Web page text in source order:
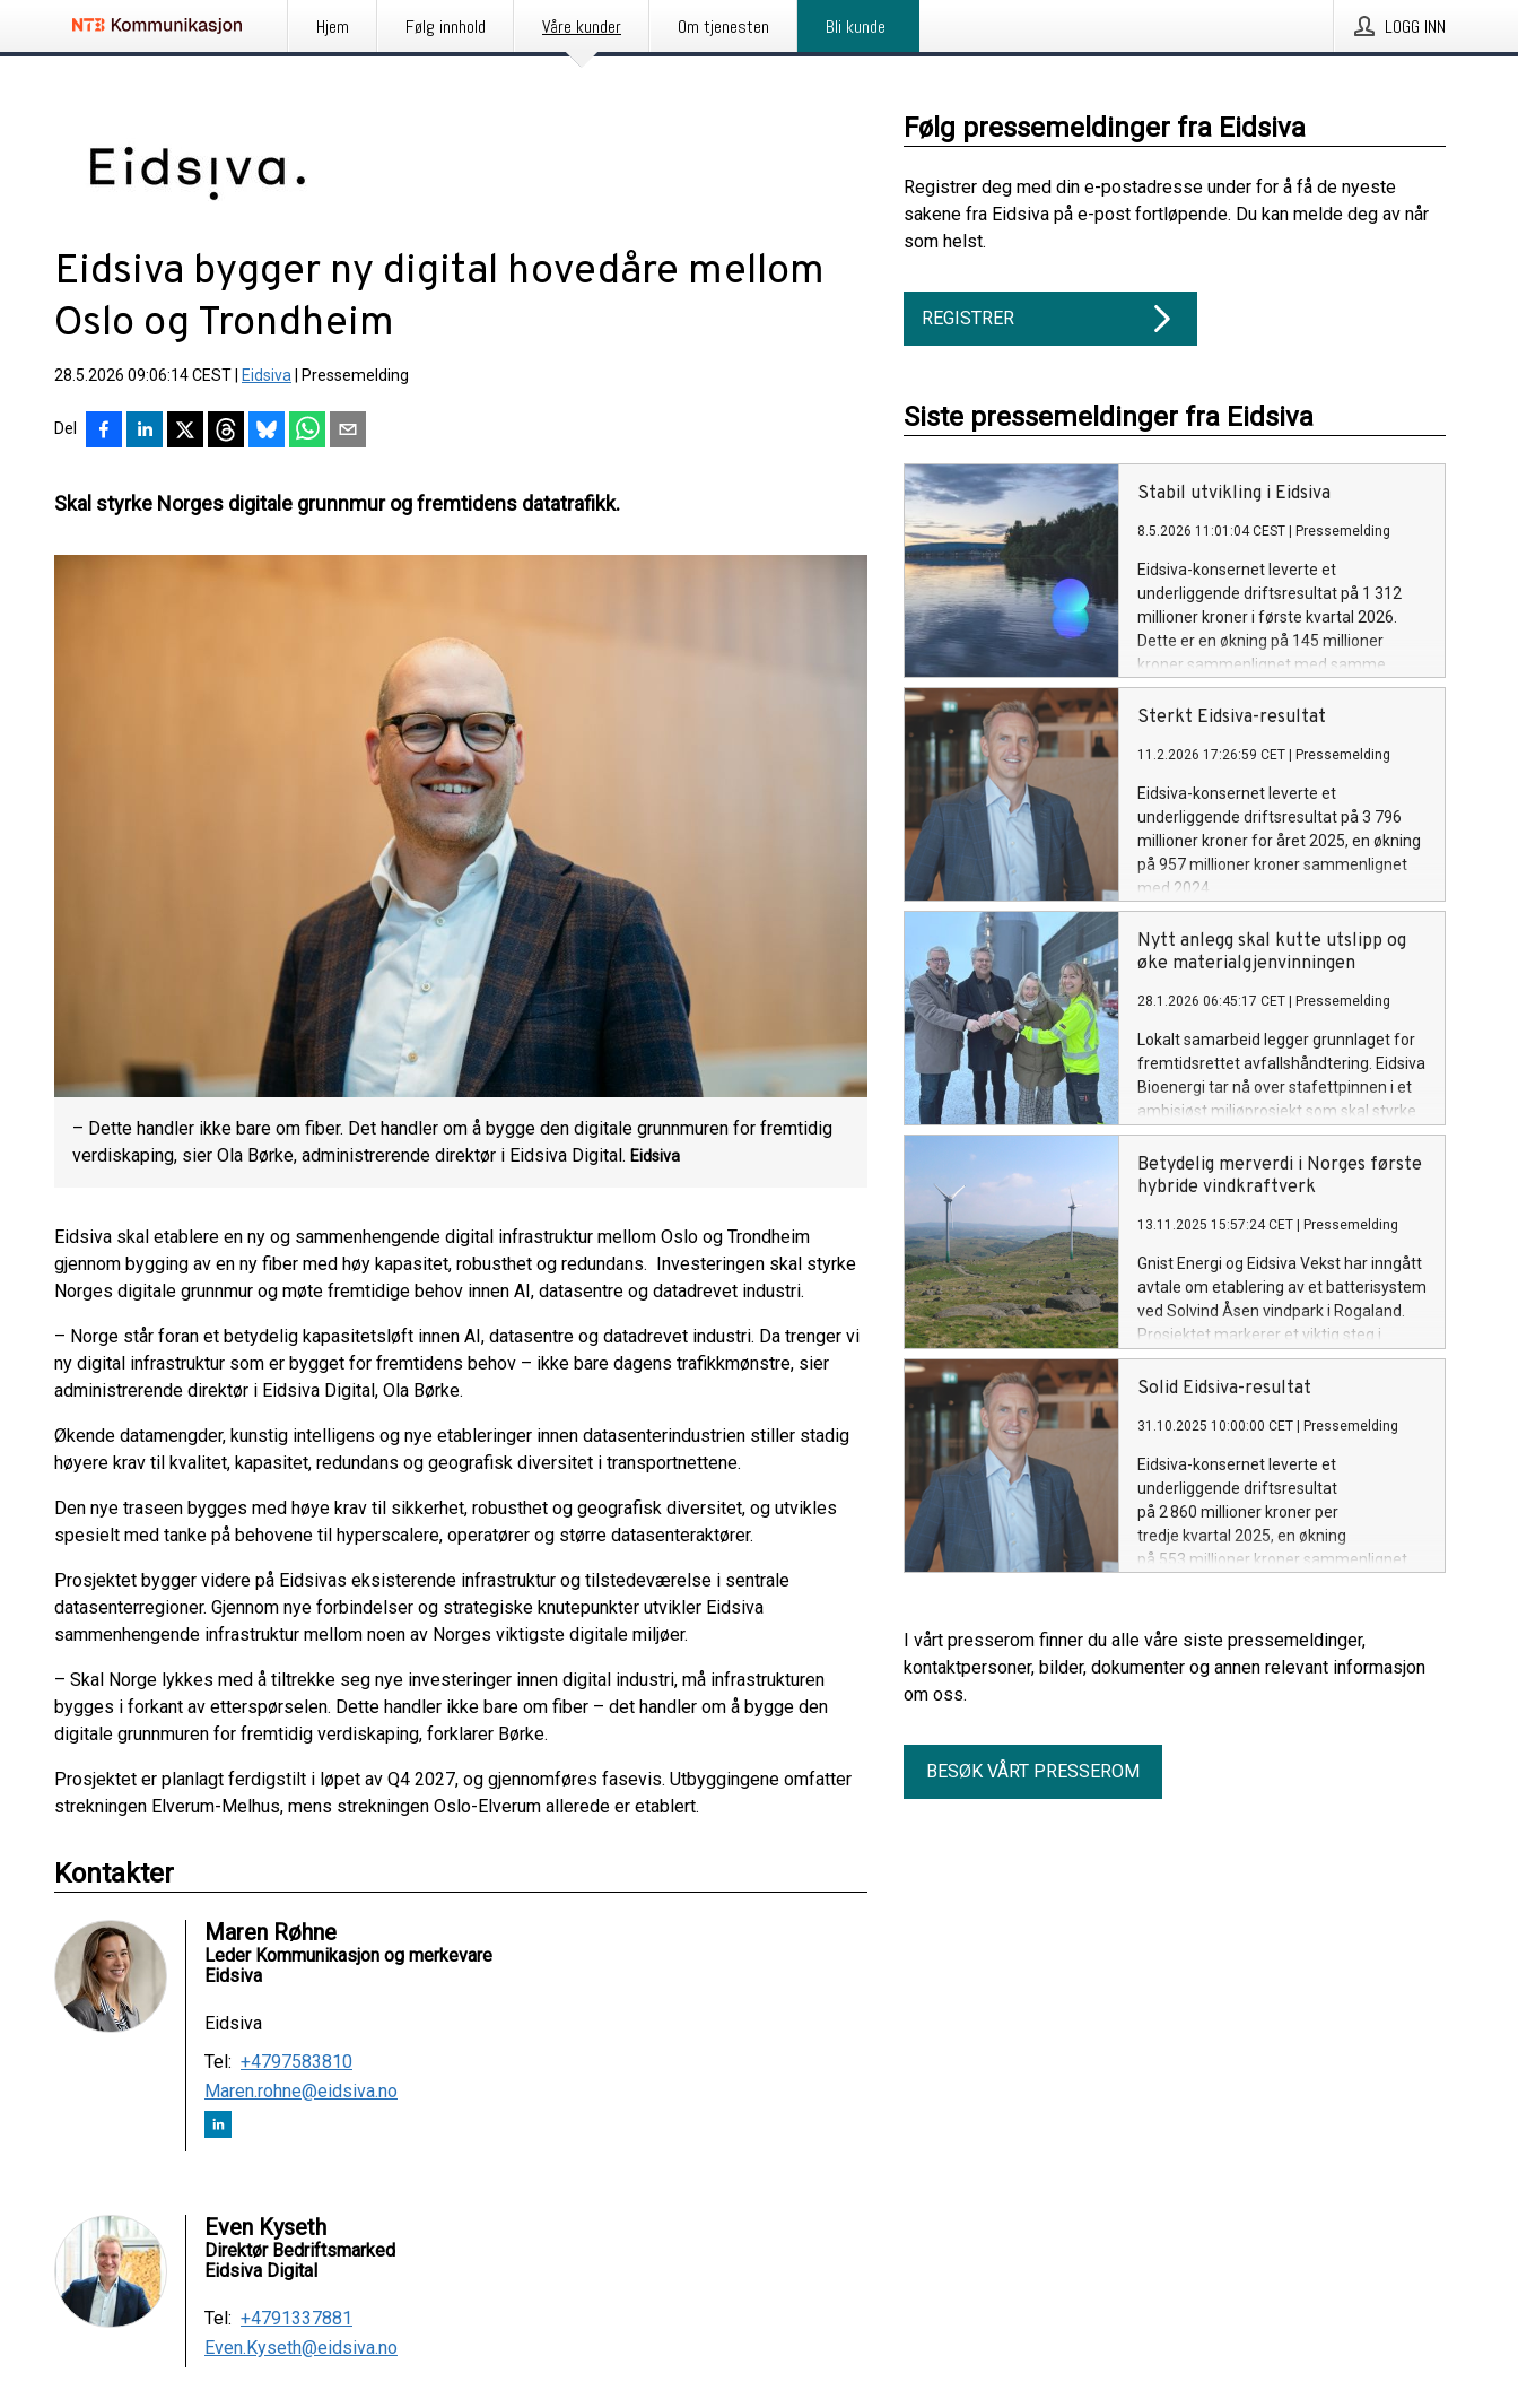
Hjem Følg innhold Våre kunder Om tjenesten Bli kunde LOGG INN
Eidsiva bygger ny digital hovedåre mellom
Oslo og Trondheim
28.5.2026 09:06:14 CEST Eidsiva Pressemelding
Del
Skal styrke Norges digitale grunnmur og fremtidens datatrafikk.
– Dette handler ikke bare om fiber. Det handler om å bygge den digitale grunnmuren for fremtidig
verdiskaping, sier Ola Børke, administrerende direktør i Eidsiva Digital. Eidsiva
Eidsiva skal etablere en ny og sammenhengende digital infrastruktur mellom Oslo og Trondheim
gjennom bygging av en ny fiber med høy kapasitet, robusthet og redundans. Investeringen skal styrke
Norges digitale grunnmur og møte fremtidige behov innen AI, datasentre og datadrevet industri.
– Norge står foran et betydelig kapasitetsløft innen AI, datasentre og datadrevet industri. Da trenger vi
ny digital infrastruktur som er bygget for fremtidens behov – ikke bare dagens trafikkmønstre, sier
administrerende direktør i Eidsiva Digital, Ola Børke.
Økende datamengder, kunstig intelligens og nye etableringer innen datasenterindustrien stiller stadig
høyere krav til kvalitet, kapasitet, redundans og geografisk diversitet i transportnettene.
Den nye traseen bygges med høye krav til sikkerhet, robusthet og geografisk diversitet, og utvikles
spesielt med tanke på behovene til hyperscalere, operatører og større datasenteraktører.
Prosjektet bygger videre på Eidsivas eksisterende infrastruktur og tilstedeværelse i sentrale
datasenterregioner. Gjennom nye forbindelser og strategiske knutepunkter utvikler Eidsiva
sammenhengende infrastruktur mellom noen av Norges viktigste digitale miljøer.
– Skal Norge lykkes med å tiltrekke seg nye investeringer innen digital industri, må infrastrukturen
bygges i forkant av etterspørselen. Dette handler ikke bare om fiber – det handler om å bygge den
digitale grunnmuren for fremtidig verdiskaping, forklarer Børke.
Prosjektet er planlagt ferdigstilt i løpet av Q4 2027, og gjennomføres fasevis. Utbyggingene omfatter
strekningen Elverum-Melhus, mens strekningen Oslo-Elverum allerede er etablert.
Kontakter
Maren Røhne
Leder Kommunikasjon og merkevare
Eidsiva
Eidsiva
Tel: +4797583810
Maren.rohne@eidsiva.no
Even Kyseth
Direktør Bedriftsmarked
Eidsiva Digital
Tel: +4791337881
Even.Kyseth@eidsiva.no
Følg pressemeldinger fra Eidsiva
Registrer deg med din e-postadresse under for å få de nyeste
sakene fra Eidsiva på e-post fortløpende. Du kan melde deg av når
som helst.
REGISTRER
Siste pressemeldinger fra Eidsiva
Stabil utvikling i Eidsiva
8.5.2026 11:01:04 CEST Pressemelding
Eidsiva-konsernet leverte et
underliggende driftsresultat på 1 312
millioner kroner i første kvartal 2026.
Dette er en økning på 145 millioner
kroner sammenlignet med samme
periode i 2025.
Sterkt Eidsiva-resultat
11.2.2026 17:26:59 CET Pressemelding
Eidsiva-konsernet leverte et
underliggende driftsresultat på 3 796
millioner kroner for året 2025, en økning
på 957 millioner kroner sammenlignet
med 2024.
Nytt anlegg skal kutte utslipp og
øke materialgjenvinningen
28.1.2026 06:45:17 CET Pressemelding
Lokalt samarbeid legger grunnlaget for
fremtidsrettet avfallshåndtering. Eidsiva
Bioenergi tar nå over stafettpinnen i et
ambisiøst miljøprosjekt som skal styrke
materialgjenvinningen og redusere
klimagassutslippene i Innlandet.
Betydelig merverdi i Norges første
hybride vindkraftverk
13.11.2025 15:57:24 CET Pressemelding
Gnist Energi og Eidsiva Vekst har inngått
avtale om etablering av et batterisystem
ved Solvind Åsen vindpark i Rogaland.
Prosjektet markerer et viktig steg i
utviklingen av moderne energisystemer
der uregulert vindkraft kobles direkte
markedsoptimalisering.
Solid Eidsiva-resultat
31.10.2025 10:00:00 CET Pressemelding
Eidsiva-konsernet leverte et
underliggende driftsresultat
på 2 860 millioner kroner per
tredje kvartal 2025, en økning
på 553 millioner kroner sammenlignet
I vårt presserom finner du alle våre siste pressemeldinger,
kontaktpersoner, bilder, dokumenter og annen relevant informasjon
om oss.
BESØK VÅRT PRESSEROM